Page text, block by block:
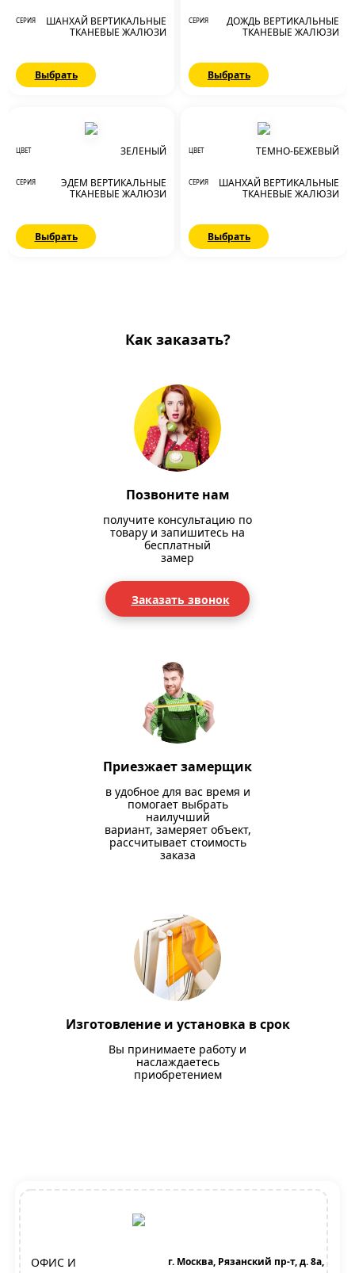
СЕРИЯ
ШАНХАЙ ВЕРТИКАЛЬНЫЕ
ТКАНЕВЫЕ ЖАЛЮЗИ
Выбрать
СЕРИЯ
ДОЖДЬ ВЕРТИКАЛЬНЫЕ
ТКАНЕВЫЕ ЖАЛЮЗИ
Выбрать
ЦВЕТ ЗЕЛЕНЫЙ
СЕРИЯ
ЭДЕМ ВЕРТИКАЛЬНЫЕ
ТКАНЕВЫЕ ЖАЛЮЗИ
Выбрать
ЦВЕТ ТЕМНО-БЕЖЕВЫЙ
СЕРИЯ
ШАНХАЙ ВЕРТИКАЛЬНЫЕ
ТКАНЕВЫЕ ЖАЛЮЗИ
Выбрать
Как заказать?
Позвоните нам
получите консультацию по
товару и запишитесь на
бесплатный
замер
Заказать звонок
Приезжает замерщик
в удобное для вас время и
помогает выбрать
наилучший
вариант, замеряет объект,
рассчитывает стоимость
заказа
Изготовление и установка в срок
Вы принимаете работу и
наслаждаетесь
приобретением
ОФИС И
г. Москва, Рязанский пр-т, д. 8а,